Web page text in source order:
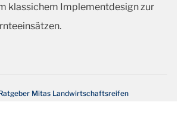
klassichem Implementdesign zur
Mitas Landwirtschaftsreifen